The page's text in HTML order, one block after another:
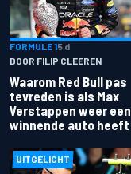
FORMULE 15 d
DOOR FILIP CLEEREN
Waarom Red Bull pas
tevreden is als Max
Verstappen weer een
winnende auto heeft
UITGELICHT